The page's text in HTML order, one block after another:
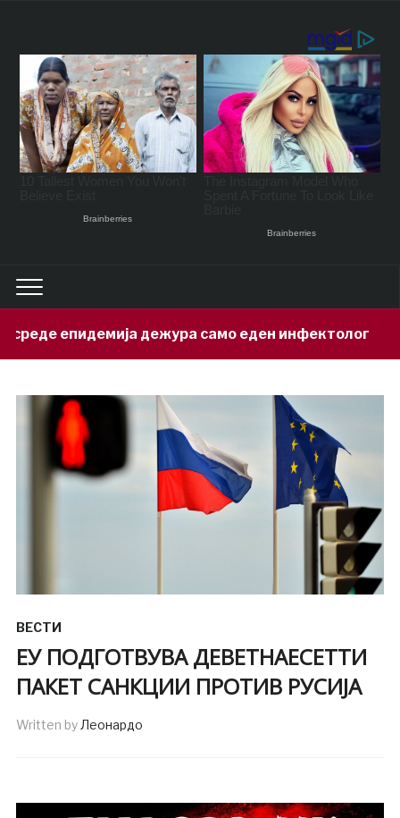
дежура само еден инфектолог 15 hours ago
ВЕСТИ
ЕУ ПОДГОТВУВА ДЕВЕТНАЕСЕТТИ
ПАКЕТ САНКЦИИ ПРОТИВ РУСИЈА
Written byЛеонардо